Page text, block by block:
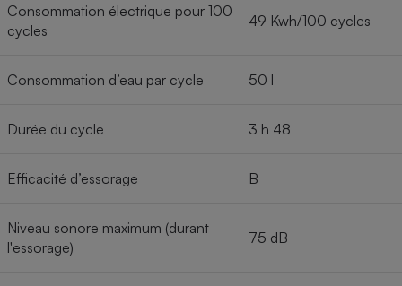
Consommation électrique pour 100
cycles
49 Kwh/100 cycles
Consommation d’eau par cycle 50 l
Durée du cycle 3 h 48
Efficacité d’essorage B
Niveau sonore maximum (durant
l'essorage)
75 dB